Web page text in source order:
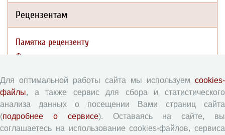
Рецензентам
Памятка рецензенту
Форма рецензии
Журналы ВолНЦ РАН
Экономические и социальные перемены
Для оптимальной работы сайта мы используем cookies-
файлы, а также сервис для сбора и статистического
анализа данных о посещении Вами страниц сайта
(подробнее о сервисе). Оставаясь на сайте, вы
соглашаетесь на использование cookies-файлов, сервиса